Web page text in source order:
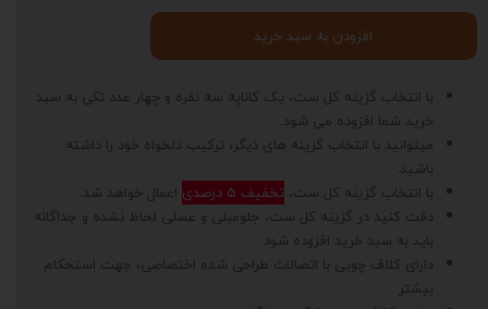
با انتخاب گزینه کل ست، یک کاناپه سه نفره و چهار عدد تکی به سبد
خرید شما افزوده می شود.
میتوانید با انتخاب گزینه های دیگر، ترکیب دلخواه خود را داشته
باشید.
با انتخاب گزینه کل ست، تخفیف 5 درصدی
اعمال خواهد شد.
دقت کنید در گزینه کل ست، جلومبلی و عسلی لحاظ نشده و جداگانه
باید به سبد خرید افزوده شود.
دارای کلاف چوبی با اتصالات طراحی شده اختصاصی، جهت استحکام
بیشتر
افزودن به سبد خرید